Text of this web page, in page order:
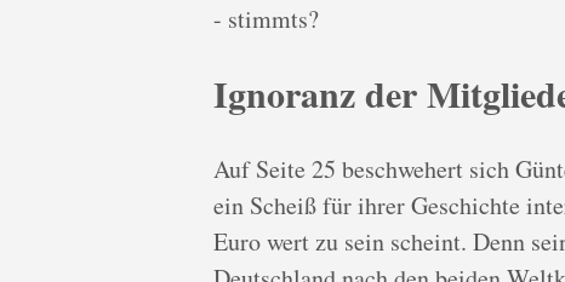
- stimmts?
Ignoranz der
Auf Seite 25 beschwehert sich
ein Scheiß für ihrer Geschichte
Euro wert zu sein scheint. Denn